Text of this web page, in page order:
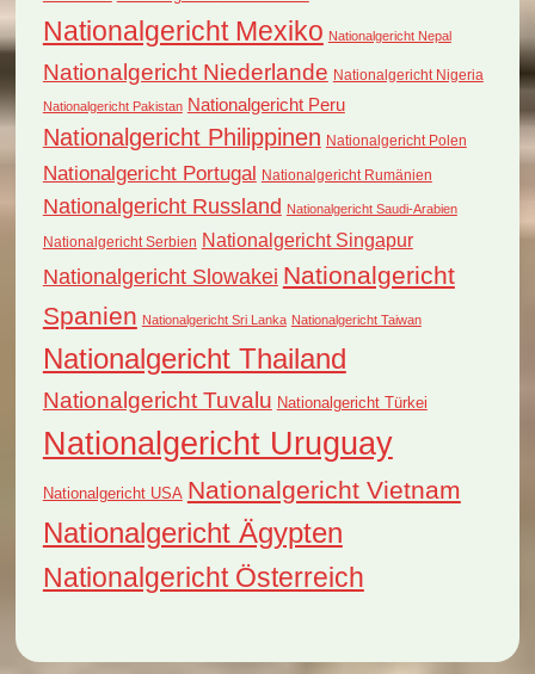
Nationalgericht Mexiko Nationalgericht Nepal
Nationalgericht Niederlande Nationalgericht Nigeria
Nationalgericht Pakistan Nationalgericht Peru
Nationalgericht Philippinen Nationalgericht Polen
Nationalgericht Portugal Nationalgericht Rumänien
Nationalgericht Russland Nationalgericht Saudi-Arabien
Nationalgericht Serbien Nationalgericht Singapur
Nationalgericht Slowakei Nationalgericht
Spanien Nationalgericht Sri Lanka Nationalgericht Taiwan
Nationalgericht Thailand
Nationalgericht Tuvalu Nationalgericht Türkei
Nationalgericht Uruguay
Nationalgericht USA Nationalgericht Vietnam
Nationalgericht Ägypten
Nationalgericht Österreich